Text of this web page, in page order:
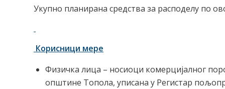
Укупно планирана средства за расподелу по
Корисници мере
Физичка лица – носиоци комерцијалног
општине Топола, уписана у Регистар